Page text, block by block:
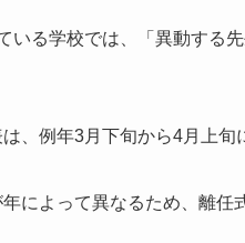
いる学校では、「異動する
、例年3月下旬から4月上旬
によって異なるため、離任